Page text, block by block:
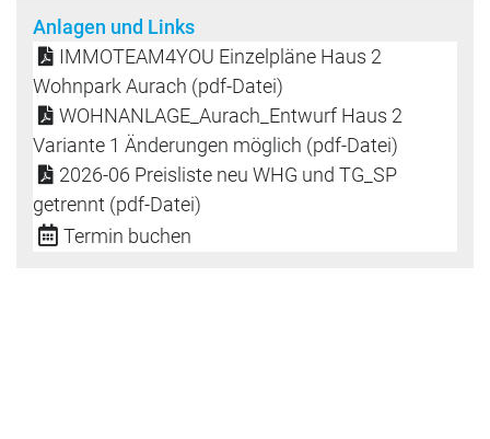
Anlagen und Links
IMMOTEAM4YOU Einzelpläne Haus 2
Wohnpark Aurach (pdf-Datei)
WOHNANLAGE_Aurach_Entwurf Haus 2
Variante 1 Änderungen möglich (pdf-Datei)
2026-06 Preisliste neu WHG und TG_SP
getrennt (pdf-Datei)
Termin buchen